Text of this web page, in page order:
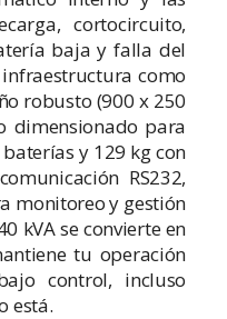
cortocircuito,
baja y falla del
como
robusto (900 x 250
dimensionado para
y 129 kg con
RS232,
monitoreo y gestión
kVA se convierte en
tu operación
control, incluso
está.